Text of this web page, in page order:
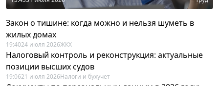
Закон о тишине: когда можно и нельзя шуметь в
жилых домах
19:4024 июля 2026ЖКХ
Налоговый контроль и реконструкция: актуальные
позиции высших судов
19:0621 июля 2026Налоги и бухучет